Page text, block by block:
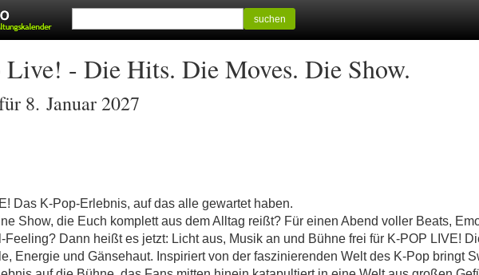
suchen
Live! - Die Hits. Die Moves. Die Show.
8. Januar 2027
Das K-Pop-Erlebnis, auf das alle gewartet haben.
Show, die Euch komplett aus dem Alltag reißt? Für einen Abend voller Beats,
Feeling? Dann heißt es jetzt: Licht aus, Musik an und Bühne frei für K-POP LIVE!
Energie und Gänsehaut. Inspiriert von der faszinierenden Welt des K-Pop bringt